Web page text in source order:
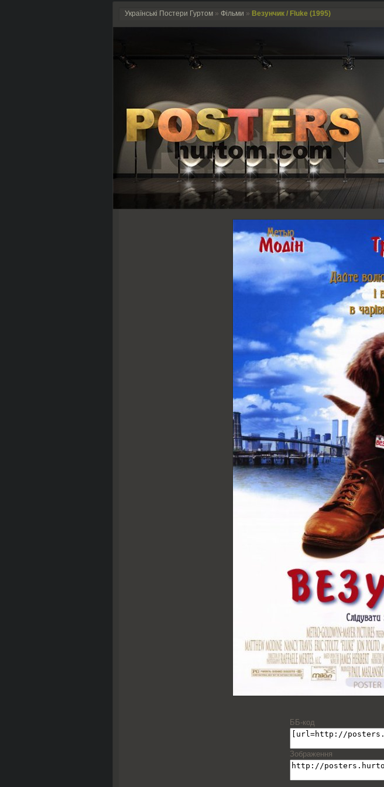
Українські Постери Гуртом » Фільми » Везунчик / Fluke (1995)
ББ-код
Зображення